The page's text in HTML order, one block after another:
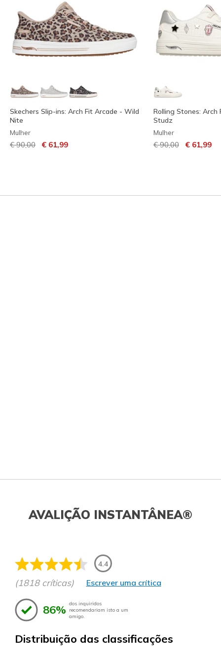
Skechers Slip-ins: Arch Fit Arcade - Wild
Nite
Mulher
Preço com desconto de
€ 90,00 para
€ 61,99
Rolling Stones: Arch
Studz
Mulher
Preço com
€ 90,00para
€ 61,99
AVALIÇÃO INSTANTÂNEA®
4.4
(1818 críticas) Escrever uma crítica
86% dos inquiridos
recomendariam isto a um
amigo.
Distribuição das classificações